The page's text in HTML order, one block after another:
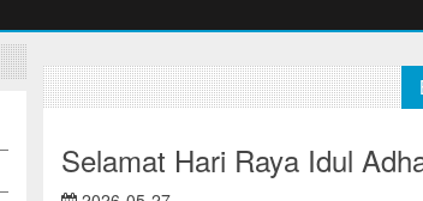
Selamat Hari Raya Idul